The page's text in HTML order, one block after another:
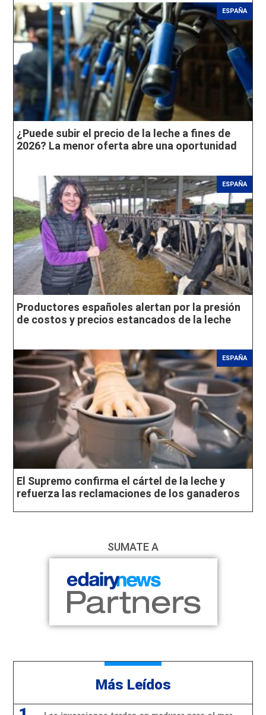
ESPAÑA
¿Puede subir el precio de la leche a fines de
2026? La menor oferta abre una oportunidad
ESPAÑA
Productores españoles alertan por la presión
de costos y precios estancados de la leche
ESPAÑA
El Supremo confirma el cártel de la leche y
refuerza las reclamaciones de los ganaderos
SUMATE A
Más Leídos